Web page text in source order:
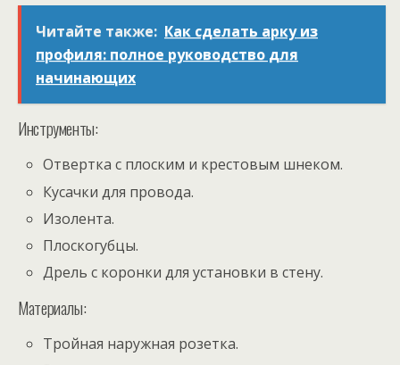
Читайте также: Как сделать арку из
профиля: полное руководство для
начинающих
Инструменты:
Отвертка с плоским и крестовым шнеком.
Кусачки для провода.
Изолента.
Плоскогубцы.
Дрель с коронки для установки в стену.
Материалы:
Тройная наружная розетка.